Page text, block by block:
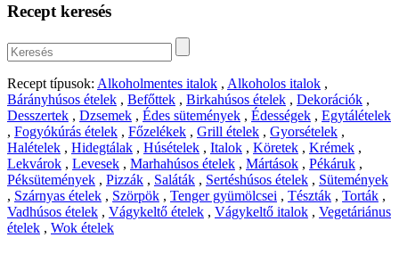
Recept keresés
Recept típusok: Alkoholmentes italok , Alkoholos italok ,
Bárányhúsos ételek , Befőttek , Birkahúsos ételek , Dekorációk ,
Desszertek , Dzsemek , Édes sütemények , Édességek , Egytálételek
, Fogyókúrás ételek , Főzelékek , Grill ételek , Gyorsételek ,
Halételek , Hidegtálak , Húsételek , Italok , Köretek , Krémek ,
Lekvárok , Levesek , Marhahúsos ételek , Mártások , Pékáruk ,
Péksütemények , Pizzák , Saláták , Sertéshúsos ételek , Sütemények
, Szárnyas ételek , Szörpök , Tenger gyümölcsei , Tészták , Torták ,
Vadhúsos ételek , Vágykeltő ételek , Vágykeltő italok , Vegetáriánus
ételek , Wok ételek